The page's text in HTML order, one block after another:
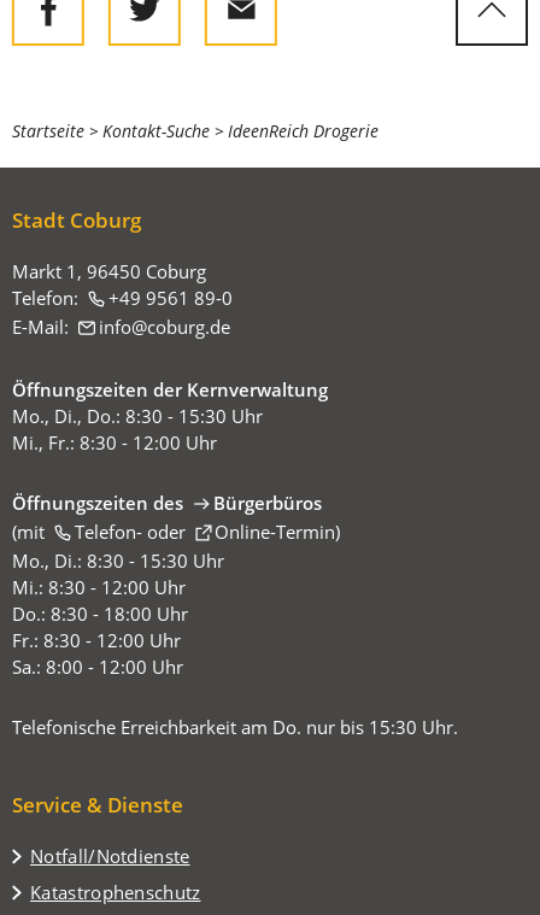
Sie
befinden
sich
Startseite Kontakt-Suche IdeenReich Drogerie
Stadt Coburg
Markt 1, 96450 Coburg
Telefon:
+49 9561 89-0
E-Mail:
info coburg de
Öffnungszeiten der Kernverwaltung
Mo., Di., Do.: 8:30 - 15:30 Uhr
Mi., Fr.: 8:30 - 12:00 Uhr
Öffnungszeiten des
Bürgerbüros
(mit
Telefon-oder Online-Termin
(Öffnet
in
einem
neuen
Tab)
)
Mo., Di.: 8:30 - 15:30 Uhr
Mi.: 8:30 - 12:00 Uhr
Do.: 8:30 - 18:00 Uhr
Fr.: 8:30 - 12:00 Uhr
Sa.: 8:00 - 12:00 Uhr
Telefonische Erreichbarkeit am Do. nur bis 15:30 Uhr.
Service & Dienste
Notfall/Notdienste
Katastrophenschutz